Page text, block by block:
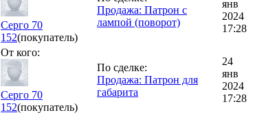
Серго 70
152(покупатель)
Продажа: Патрон с
лампой (поворот)
янв
2024
17:28
От кого:
Серго 70
152(покупатель)
По сделке:
Продажа: Патрон для
габарита
24
янв
2024
17:28